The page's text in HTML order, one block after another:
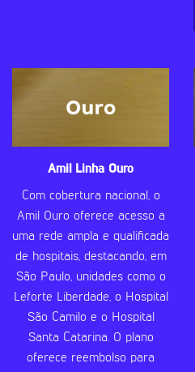
Amil Linha Ouro
Com cobertura nacional, o
Amil Ouro oferece acesso a
uma rede ampla e qualificada
de hospitais, destacando, em
São Paulo, unidades como o
Leforte Liberdade, o Hospital
São Camilo e o Hospital
Santa Catarina. O plano
oferece reembolso para